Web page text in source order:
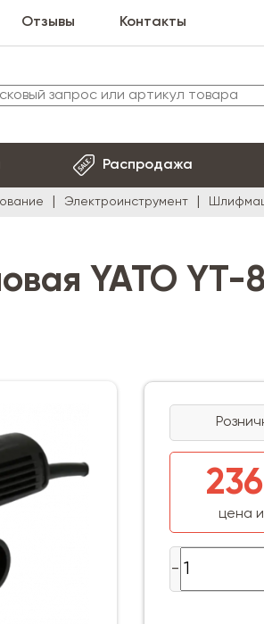
Отзывы Контакты
Распродажа
Электроинструмент
YATO YT-
цена